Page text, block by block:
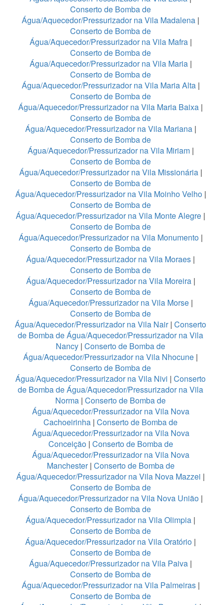
Conserto de Bomba de
Água/Aquecedor/Pressurizador na Vila Madalena |
Conserto de Bomba de
Água/Aquecedor/Pressurizador na Vila Mafra |
Conserto de Bomba de
Água/Aquecedor/Pressurizador na Vila Maria|
Conserto de Bomba de
Água/Aquecedor/Pressurizador na Vila Maria Alta|
Conserto de Bomba de
Água/Aquecedor/Pressurizador na Vila Maria Baixa |
Conserto de Bomba de
Água/Aquecedor/Pressurizador na Vila Mariana|
Conserto de Bomba de
Água/Aquecedor/Pressurizador na Vila Miriam|
Conserto de Bomba de
Água/Aquecedor/Pressurizador na Vila Missionária|
Conserto de Bomba de
Água/Aquecedor/Pressurizador na Vila Moinho Velho|
Conserto de Bomba de
Água/Aquecedor/Pressurizador na Vila Monte Alegre |
Conserto de Bomba de
Água/Aquecedor/Pressurizador na Vila Monumento|
Conserto de Bomba de
Água/Aquecedor/Pressurizador na Vila Moraes |
Conserto de Bomba de
Água/Aquecedor/Pressurizador na Vila Moreira|
Conserto de Bomba de
Água/Aquecedor/Pressurizador na Vila Morse|
Conserto de Bomba de
Água/Aquecedor/Pressurizador na Vila Nair| Conserto
de Bomba de Água/Aquecedor/Pressurizador na Vila
Nancy | Conserto de Bomba de
Água/Aquecedor/Pressurizador na Vila Nhocune |
Conserto de Bomba de
Água/Aquecedor/Pressurizador na Vila Nivi | Conserto
de Bomba de Água/Aquecedor/Pressurizador na Vila
Norma | Conserto de Bomba de
Água/Aquecedor/Pressurizador na Vila Nova
Cachoeirinha | Conserto de Bomba de
Água/Aquecedor/Pressurizador na Vila Nova
Conceição| Conserto de Bomba de
Água/Aquecedor/Pressurizador na Vila Nova
Manchester| Conserto de Bomba de
Água/Aquecedor/Pressurizador na Vila Nova Mazzei |
Conserto de Bomba de
Água/Aquecedor/Pressurizador na Vila Nova União |
Conserto de Bomba de
Água/Aquecedor/Pressurizador na Vila Olimpia |
Conserto de Bomba de
Água/Aquecedor/Pressurizador na Vila Oratório |
Conserto de Bomba de
Água/Aquecedor/Pressurizador na Vila Paiva |
Conserto de Bomba de
Água/Aquecedor/Pressurizador na Vila Palmeiras|
Conserto de Bomba de